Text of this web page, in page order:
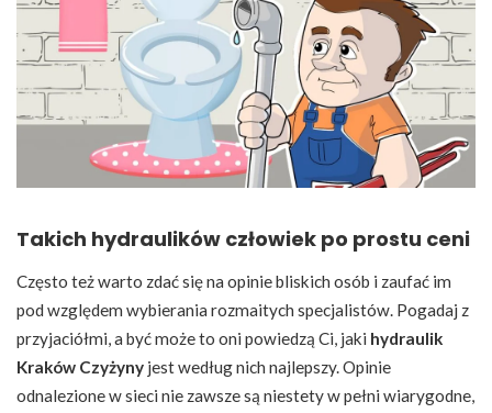
Takich hydraulików człowiek po prostu ceni
Często też warto zdać się na opinie bliskich osób i zaufać im
pod względem wybierania rozmaitych specjalistów. Pogadaj z
przyjaciółmi, a być może to oni powiedzą Ci, jaki hydraulik
Kraków Czyżyny jest według nich najlepszy. Opinie
odnalezione w sieci nie zawsze są niestety w pełni wiarygodne,